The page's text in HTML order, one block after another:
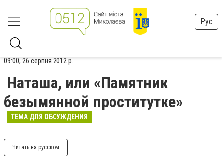
Рус
09:00, 26 серпня 2012 р.
Наташа, или «Памятник
безымянной проститутке»
ТЕМА ДЛЯ ОБСУЖДЕНИЯ
Читать на русском